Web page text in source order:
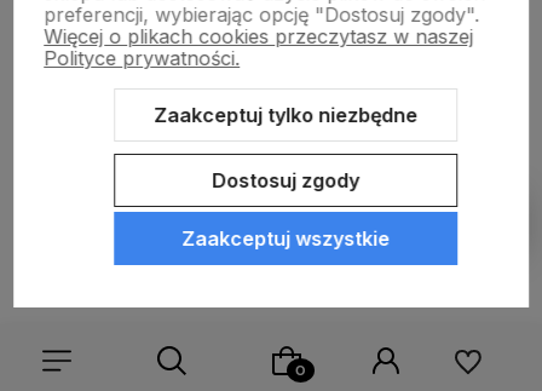
Sklep internetowy Shoper.pl Szablon Shoper Modern 3.0™
preferencji, wybierając opcję "Dostosuj zgody".
Więcej o plikach cookies przeczytasz w naszej
Polityce prywatności.
Zaakceptuj tylko niezbędne
Dostosuj zgody
Zaakceptuj wszystkie